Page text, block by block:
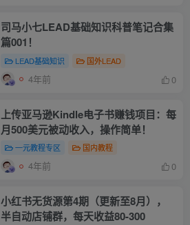
司马小七LEAD基础知识科普笔记合集
篇001！
LEAD基础知识 国外LEAD
4年前 0
上传亚马逊Kindle电子书赚钱项目：每
月500美元被动收入，操作简单！
一元教程专区 国内教程
4年前 0
小红书无货源第4期（更新至8月），
半自动店铺群，每天收益80-300